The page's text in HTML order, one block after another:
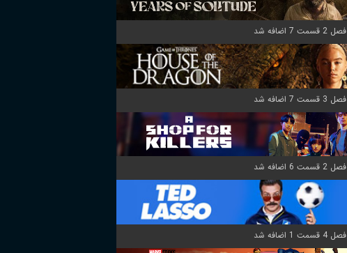
فصل 2 قسمت 7 اضافه شد
فصل 3 قسمت 7 اضافه شد
فصل 2 قسمت 6 اضافه شد
فصل 4 قسمت 1 اضافه شد